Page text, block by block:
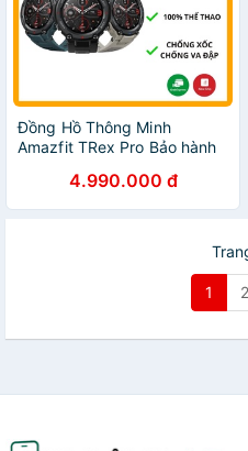
Đồng Hồ Thông Minh
Amazfit TRex Pro Bảo hành
4.990.000 đ
1 2